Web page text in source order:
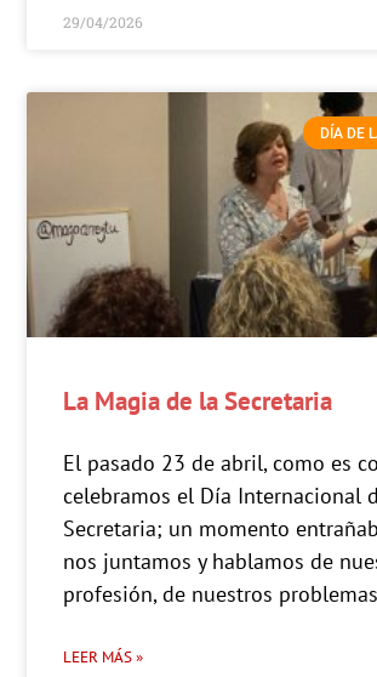
29/04/2026
DÍA DE
La Magia de la Secretaria
El pasado 23 de abril, como es
celebramos el Día Internacional
Secretaria; un momento
nos juntamos y hablamos de
profesión, de nuestros
LEER MÁS »